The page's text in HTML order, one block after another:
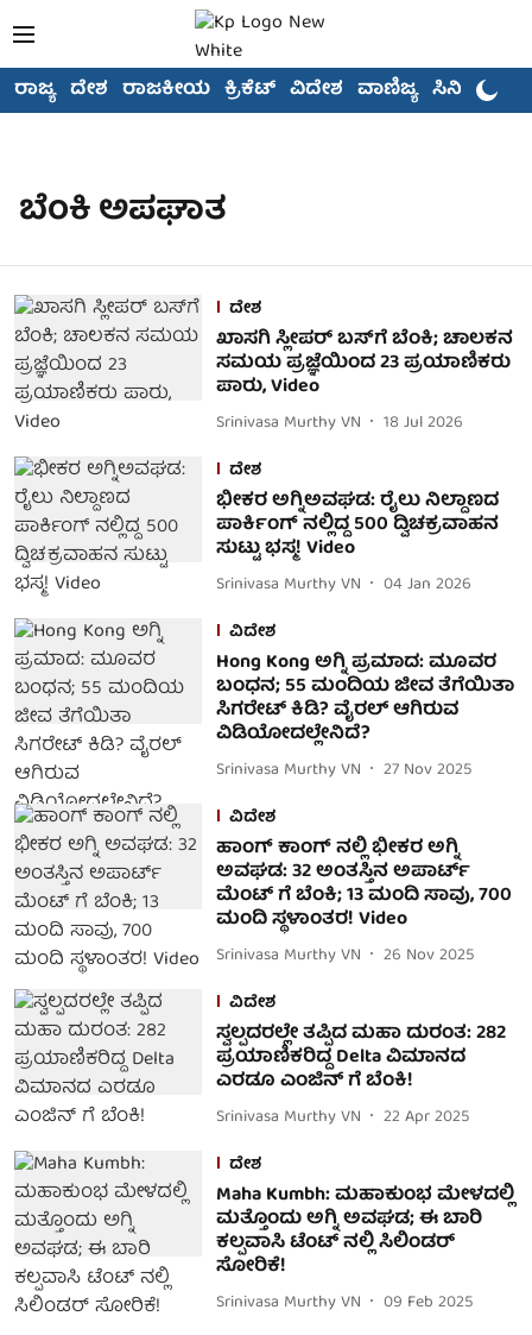
ರಾಜ್ಯ ದೇಶ ರಾಜಕೀಯ ಕ್ರಿಕೆಟ್ ವಿದೇಶ ವಾಣಿಜ್ಯ ಸಿನಿಮಾ
ಬೆಂಕಿ ಅಪಘಾತ
ದೇಶ
ಖಾಸಗಿ ಸ್ಲೀಪರ್ ಬಸ್‌ಗೆ ಬೆಂಕಿ; ಚಾಲಕನ
ಸಮಯ ಪ್ರಜ್ಞೆಯಿಂದ 23 ಪ್ರಯಾಣಿಕರು
ಪಾರು, Video
Srinivasa Murthy VN
18 Jul 2026
ದೇಶ
ಭೀಕರ ಅಗ್ನಿಅವಘಡ: ರೈಲು ನಿಲ್ದಾಣದ
ಪಾರ್ಕಿಂಗ್ ನಲ್ಲಿದ್ದ 500 ದ್ವಿಚಕ್ರವಾಹನ
ಸುಟ್ಟು ಭಸ್ಮ! Video
Srinivasa Murthy VN
04 Jan 2026
ವಿದೇಶ
Hong Kong ಅಗ್ನಿ ಪ್ರಮಾದ: ಮೂವರ
ಬಂಧನ; 55 ಮಂದಿಯ ಜೀವ ತೆಗೆಯಿತಾ
ಸಿಗರೇಟ್ ಕಿಡಿ? ವೈರಲ್ ಆಗಿರುವ
ವಿಡಿಯೋದಲ್ಲೇನಿದೆ?
Srinivasa Murthy VN
27 Nov 2025
ವಿದೇಶ
ಹಾಂಗ್ ಕಾಂಗ್ ನಲ್ಲಿ ಭೀಕರ ಅಗ್ನಿ
ಅವಘಡ: 32 ಅಂತಸ್ತಿನ ಅಪಾರ್ಟ್
ಮೆಂಟ್ ಗೆ ಬೆಂಕಿ; 13 ಮಂದಿ ಸಾವು, 700
ಮಂದಿ ಸ್ಥಳಾಂತರ! Video
Srinivasa Murthy VN
26 Nov 2025
ವಿದೇಶ
ಸ್ವಲ್ಪದರಲ್ಲೇ ತಪ್ಪಿದ ಮಹಾ ದುರಂತ: 282
ಪ್ರಯಾಣಿಕರಿದ್ದ Delta ವಿಮಾನದ
ಎರಡೂ ಎಂಜಿನ್ ಗೆ ಬೆಂಕಿ!
Srinivasa Murthy VN
22 Apr 2025
ದೇಶ
Maha Kumbh: ಮಹಾಕುಂಭ ಮೇಳದಲ್ಲಿ
ಮತ್ತೊಂದು ಅಗ್ನಿ ಅವಘಡ; ಈ ಬಾರಿ
ಕಲ್ಪವಾಸಿ ಟೆಂಟ್ ನಲ್ಲಿ ಸಿಲಿಂಡರ್
ಸೋರಿಕೆ!
Srinivasa Murthy VN
09 Feb 2025